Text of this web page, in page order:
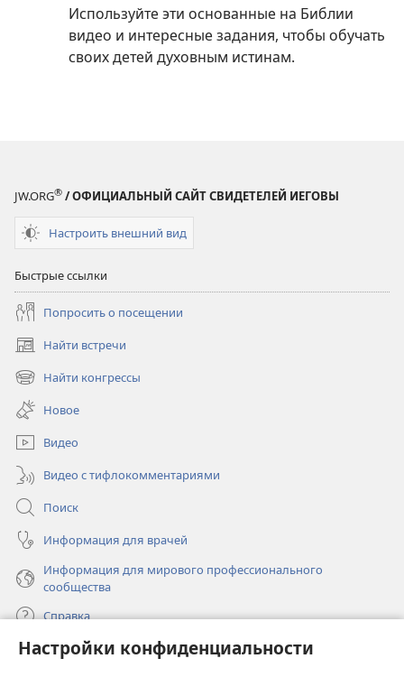
Настройки конфиденциальности
Используйте эти основанные на Библии
видео и интересные задания, чтобы обучать
своих детей духовным истинам.
JW.ORG® / ОФИЦИАЛЬНЫЙ САЙТ СВИДЕТЕЛЕЙ ИЕГОВЫ
Настроить внешний вид
Быстрые ссылки
Попросить о посещении
Найти встречи
(открывается
в
новом
окне)
Найти конгрессы
(открывается
новом
окне)
Новое
Видео
Видео с тифлокомментариями
Поиск
Информация для врачей
Информация для мирового профессионального
сообщества
Справка
Пожертвования